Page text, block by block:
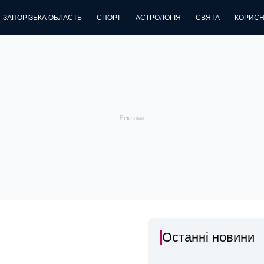
ЗАПОРІЗЬКА ОБЛАСТЬ СПОРТ АСТРОЛОГІЯ СВЯТА
Останні новини